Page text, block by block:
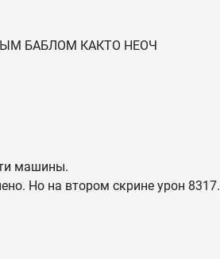
БАБЛОМ КАКТО НЕОЧ
машины.
Но на втором скрине урон 8317.